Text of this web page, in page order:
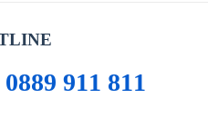
0889 911 811